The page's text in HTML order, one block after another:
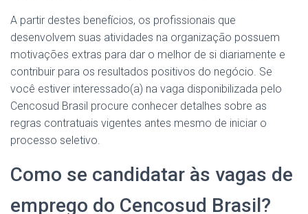
A partir destes benefícios, os profissionais que
desenvolvem suas atividades na organização possuem
motivações extras para dar o melhor de si diariamente e
contribuir para os resultados positivos do negócio. Se
você estiver interessado(a) na vaga disponibilizada pelo
Cencosud Brasil procure conhecer detalhes sobre as
regras contratuais vigentes antes mesmo de iniciar o
processo seletivo.
Como se candidatar às vagas de
emprego do Cencosud Brasil?